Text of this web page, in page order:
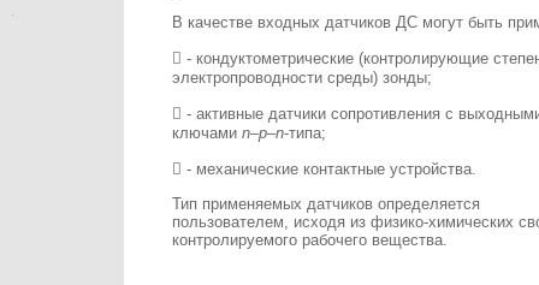
В качестве входных датчиков ДС могут быть
 - кондуктометрические (контролирующие
электропроводности среды) зонды;
 - активные датчики сопротивления с
ключами n–p–n-типа;
 - механические контактные устройства.
Тип применяемых датчиков определяется
пользователем, исходя из физико-химических
контролируемого рабочего вещества.